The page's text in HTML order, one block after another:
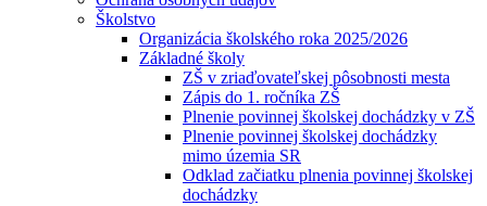
Školstvo
Organizácia školského roka 2025/2026
Základné školy
ZŠ v zriaďovateľskej pôsobnosti mesta
Zápis do 1. ročníka ZŠ
Plnenie povinnej školskej dochádzky v ZŠ
Plnenie povinnej školskej dochádzky
mimo územia SR
Odklad začiatku plnenia povinnej školskej
dochádzky